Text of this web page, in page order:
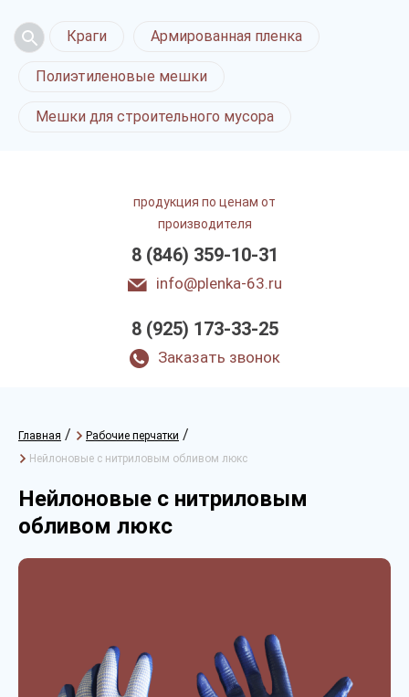
Краги Армированная пленка
Полиэтиленовые мешки
Мешки для строительного мусора
продукция по ценам от
производителя
8 (846) 359-10-31
info@plenka-63.ru
8 (925) 173-33-25
Заказать звонок
Главная / Рабочие перчатки /
Нейлоновые с нитриловым обливом люкс
Нейлоновые с нитриловым
обливом люкс